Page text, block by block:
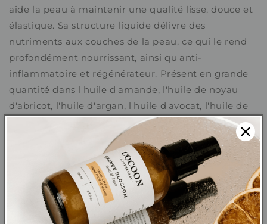
aide la peau à maintenir une qualité lisse, douce et
élastique. Sa structure liquide délivre des
nutriments aux couches de la peau, ce qui le rend
profondément nourrissant, ainsi qu'anti-
inflammatoire et régénérateur. Présent en grande
quantité dans l'huile d'amande, l'huile de noyau
d'abricot, l'huile d'argan, l'huile d'avocat, l'huile de
baobab, l'huile de noix du Brésil, l'huile de buriti,
l'huile de graines de camélia, l'huile de colza, l'huile
de graines de carotte, l'huile de tamanu, le beurre
de cacao, l'huile de noix de macadamia, le beurre
de mangue, l'huile de marula, l'huile de moringa,
l'huile de neem, l'huile d'olive, le beurre de karité,
l'huile de sésame et l'huile de son de riz.